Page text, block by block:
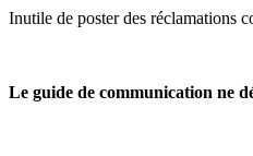
Inutile de poster des réclamations
Le guide de communication ne